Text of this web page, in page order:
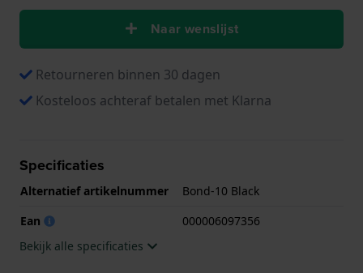
Naar wenslijst
Retourneren binnen 30 dagen
Kosteloos achteraf betalen met Klarna
Specificaties
Alternatief artikelnummer
Bond-10 Black
Ean
000006097356
Bekijk alle specificaties